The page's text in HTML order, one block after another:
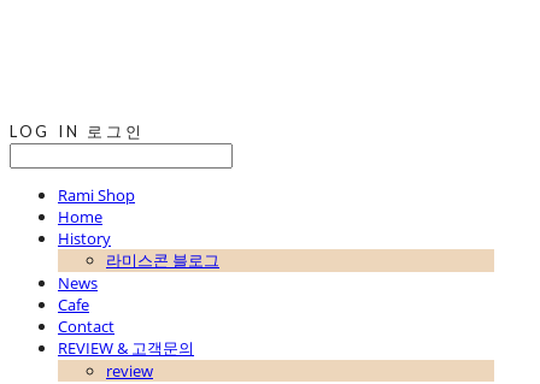
LOG IN 로그인
Rami Shop
Home
History
라미스콘 블로그
News
Cafe
Contact
REVIEW & 고객문의
review